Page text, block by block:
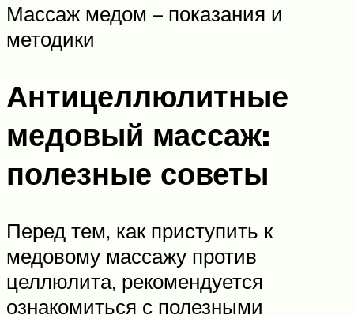
Массаж медом – показания и
методики
Антицеллюлитные
медовый массаж:
полезные советы
Перед тем, как приступить к
медовому массажу против
целлюлита, рекомендуется
ознакомиться с полезными